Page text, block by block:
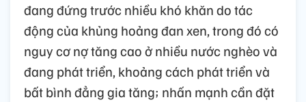
đang đứng trước nhiều khó khăn do tác
động của khủng hoảng đan xen, trong đó có
nguy cơ nợ tăng cao ở nhiều nước nghèo và
đang phát triển, khoảng cách phát triển và
bất bình đẳng gia tăng; nhấn mạnh cần đặt